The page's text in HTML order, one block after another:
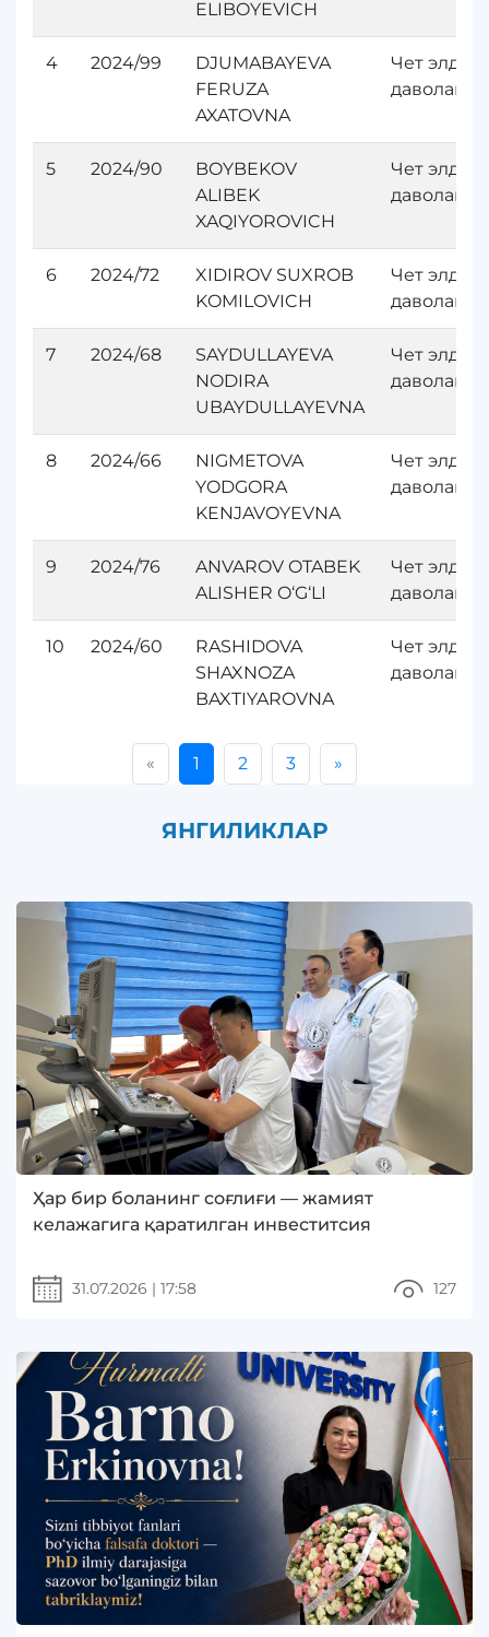
ELIBOYEVICH
4 2024/99
DJUMABAYEVA
FERUZA
AXATOVNA
Чет элда
5 2024/90
BOYBEKOV
ALIBEK
XAQIYOROVICH
Чет элда
6 2024/72
XIDIROV SUXROB
KOMILOVICH
Чет элда
7 2024/68
SAYDULLAYEVA
NODIRA
UBAYDULLAYEVNA
Чет элда
8 2024/66
NIGMETOVA
YODGORA
KENJAVOYEVNA
Чет элда
9 2024/76
ANVAROV OTABEK
ALISHER O‘G‘LI
Чет элда
10 2024/60
RASHIDOVA
SHAXNOZA
BAXTIYAROVNA
Чет элда
« 1 2 3 »
ЯНГИЛИКЛАР
Ҳар бир боланинг соғлиғи — жамият
келажагига қаратилган инвеститсия
31.07.2026 | 17:58 127